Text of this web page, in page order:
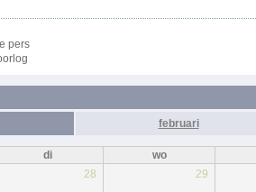
pers
februari
di
wo
28 29